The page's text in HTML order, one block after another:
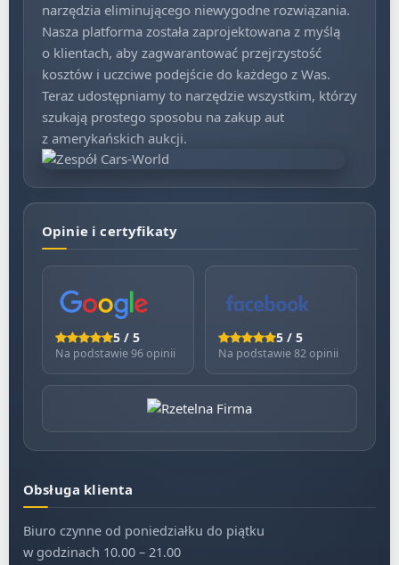
pomagamy z rejestracją i ubezpieczeniem, jeśli
chcesz.
To wszystko w modelu, w którym płaciszstałą prowizję –
2 000 zł bruttoza pełną obsługę.Bez ukrytych kosztów.
Bez pośredników. Bez ryzyka.
Bez stresu, bez haczyków – import
samochodów z USA może być naprawdę
bezproblemowy
Import aut z Ameryki nie musi być dla Ciebie źródłem
stresu.To my ogarniamy papierologię, logistyki i ryzyka –
Ty decydujesz, czy chcesz pojazd gotowy do jazdy, czy do
lekkiej naprawy. Wszystko dopasowane do Twoich
oczekiwań.
Dlaczego klienci wybierają cars-world.pl?
stała, jasna opłataza usługę (bez zaskoczeń),
pełna transparentność – dostajesz zdjęcia, raporty i
kontakt z realną osobą, która naprawdę zna się na tym,
co robi,
narzędzia eliminującego niewygodne rozwiązania.
Nasza platforma została zaprojektowana z myślą
o klientach, aby zagwarantować przejrzystość
kosztów i uczciwe podejście do każdego z Was.
Teraz udostępniamy to narzędzie wszystkim, którzy
szukają prostego sposobu na zakup aut
z amerykańskich aukcji.
Opinie i certyfikaty
5 / 5
Na podstawie 96 opinii
5 / 5
Na podstawie 82 opinii
Obsługa klienta
Biuro czynne od poniedziałku do piątku
w godzinach 10.00 – 21.00